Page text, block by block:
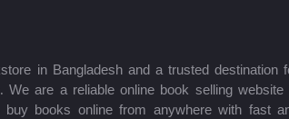
in Bangladesh and a trusted destination
We are a reliable online book selling website
books online from anywhere with fast